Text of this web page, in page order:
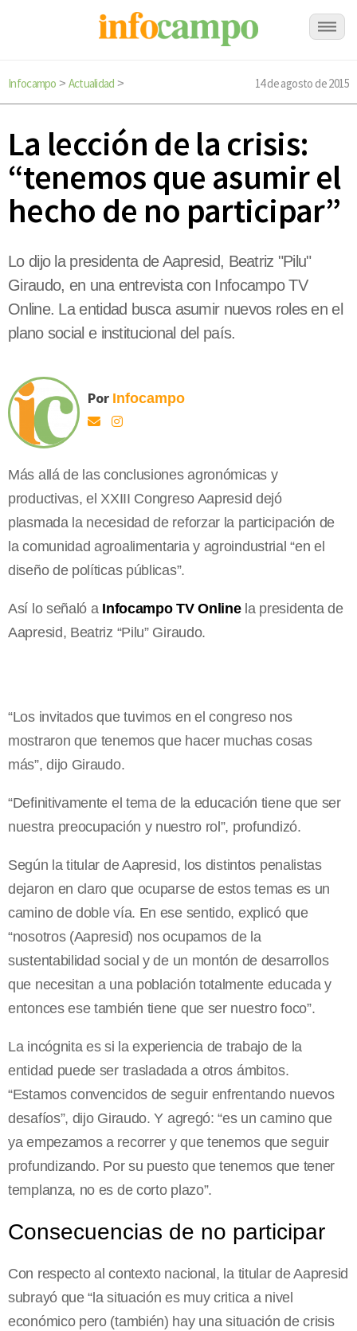
Infocampo > Actualidad > 14 de agosto de 2015
La lección de la crisis:
“tenemos que asumir el
hecho de no participar”
Lo dijo la presidenta de Aapresid, Beatriz "Pilu"
Giraudo, en una entrevista con Infocampo TV
Online. La entidad busca asumir nuevos roles en el
plano social e institucional del país.
Por Infocampo
Más allá de las conclusiones agronómicas y
productivas, el XXIII Congreso Aapresid dejó
plasmada la necesidad de reforzar la participación de
la comunidad agroalimentaria y agroindustrial “en el
diseño de políticas públicas”.
Así lo señaló a Infocampo TV Onlinela presidenta de
Aapresid, Beatriz “Pilu” Giraudo.
“Los invitados que tuvimos en el congreso nos
mostraron que tenemos que hacer muchas cosas
más”, dijo Giraudo.
“Definitivamente el tema de la educación tiene que ser
nuestra preocupación y nuestro rol”, profundizó.
Según la titular de Aapresid, los distintos penalistas
dejaron en claro que ocuparse de estos temas es un
camino de doble vía. En ese sentido, explicó que
“nosotros (Aapresid) nos ocupamos de la
sustentabilidad social y de un montón de desarrollos
que necesitan a una población totalmente educada y
entonces ese también tiene que ser nuestro foco”.
La incógnita es si la experiencia de trabajo de la
entidad puede ser trasladada a otros ámbitos.
“Estamos convencidos de seguir enfrentando nuevos
desafíos”, dijo Giraudo. Y agregó: “es un camino que
ya empezamos a recorrer y que tenemos que seguir
profundizando. Por su puesto que tenemos que tener
templanza, no es de corto plazo”.
Consecuencias de no participar
Con respecto al contexto nacional, la titular de Aapresid
subrayó que “la situación es muy critica a nivel
económico pero (también) hay una situación de crisis